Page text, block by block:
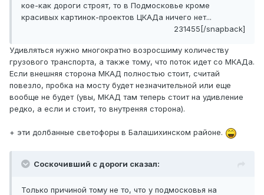
кое-как дороги строят, то в Подмосковье кроме
красивых картинок-проектов ЦКАДа ничего нет...
231455[/snapback]
Удивляться нужно многократно возросшиму количеству
грузового транспорта, а также тому, что поток идет со МКАДа.
Если внешняя сторона МКАД полностью стоит, считай
повезло, пробка на мосту будет незначительной или еще
вообще не будет (увы, МКАД там теперь стоит на удивление
редко, а если и стоит, то внутреняя сторона).
+ эти долбанные светофоры в Балашихинском районе.
Соскочивший с дороги сказал:
Только причиной тому не то, что у подмосковья на